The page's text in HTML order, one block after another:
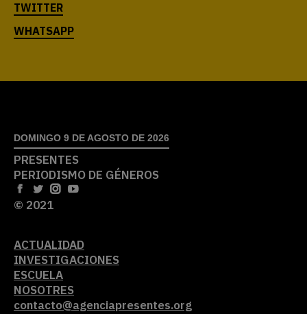
DOMINGO 9 DE AGOSTO DE 2026
PRESENTES
PERIODISMO DE GÉNEROS
© 2021
ACTUALIDAD
INVESTIGACIONES
ESCUELA
NOSOTRES
contacto@agenciapresentes.org